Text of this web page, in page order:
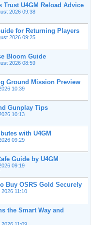
Trust U4GM Reload Advice
2026 09:38
for Returning Players
2026 09:25
Bloom Guide
2026 08:59
Ground Mission Preview
10:39
Gunplay Tips
10:13
with U4GM
09:29
Guide by U4GM
09:19
Buy OSRS Gold Securely
2026 11:10
the Smart Way and
2026 11:09